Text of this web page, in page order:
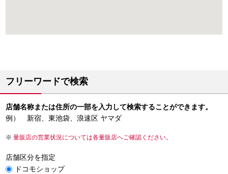
フリーワードで検索
店舗名称または住所の一部を入力して検索することができます。
例） 新宿、東池袋、浪速区 ヤマダ
量販店の営業状況については各量販店へご確認ください。
店舗区分を指定
ドコモショップ